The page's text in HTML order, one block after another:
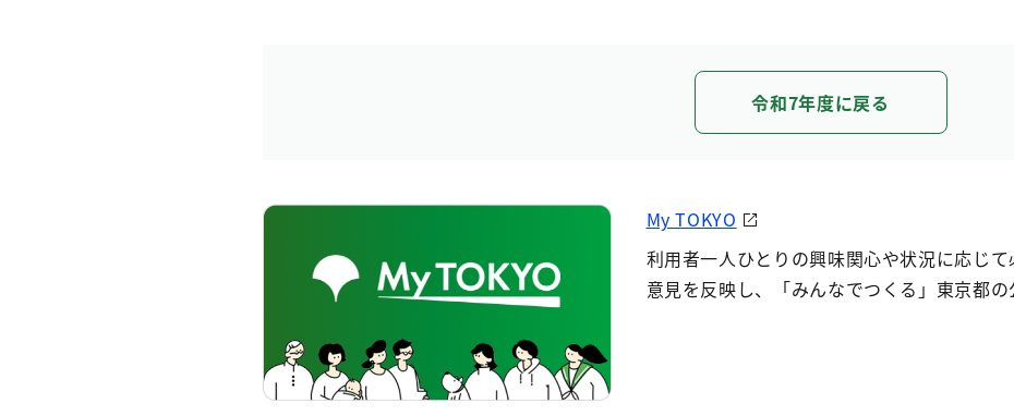
令和7年度に戻る
My TOKYO
利用者一人ひとりの興味関心や状況に応じ
意見を反映し、「みんなでつくる」東京都の